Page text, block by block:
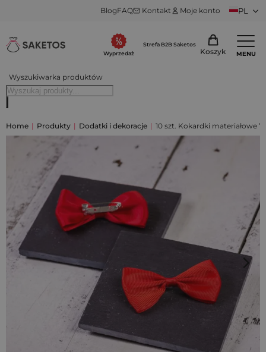
BlogFAQ Kontakt Moje konto PL
Wyszukiwarka produktów
Wyprzedaż
Strefa B2B Saketos
Koszyk MENU
Home | Produkty | Dodatki i dekoracje | 10 szt. Kokardki materiałowe